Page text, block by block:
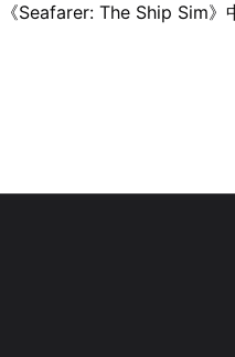
《Seafarer: The Ship Sim》